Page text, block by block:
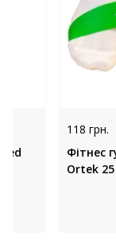
118 грн.
Фітнес